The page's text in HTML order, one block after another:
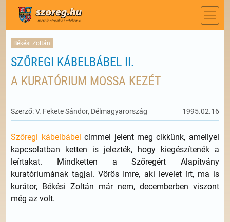
Békési Zoltán
SZŐREGI KÁBELBÁBEL II.
A KURATÓRIUM MOSSA KEZÉT
Szerző: V. Fekete Sándor, Délmagyarország 1995.02.16
Szőregi kábelbábel címmel jelent meg cikkünk, amellyel
kapcsolatban ketten is jelezték, hogy kiegészítenék a
leírtakat. Mindketten a Szőregért Alapítvány
kuratóriumának tagjai. Vörös Imre, aki levelet írt, ma is
kurátor, Békési Zoltán már nem, decemberben viszont
még az volt.